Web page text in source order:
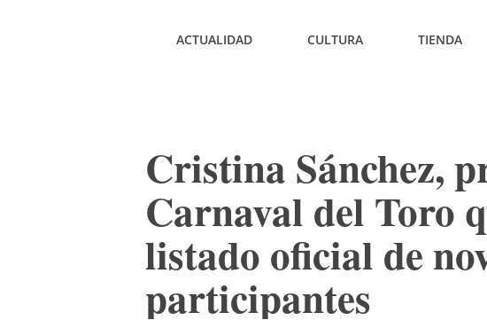
ACTUALIDAD CULTURA TIENDA
Cristina Sánchez,
Carnaval del Toro
listado oficial de
participantes